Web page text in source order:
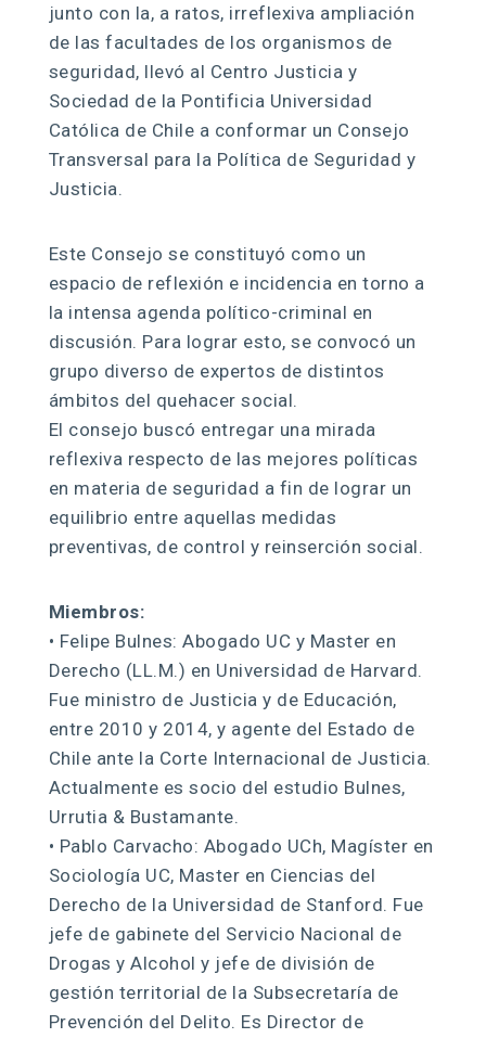
junto con la, a ratos, irreflexiva ampliación
de las facultades de los organismos de
seguridad, llevó al Centro Justicia y
Sociedad de la Pontificia Universidad
Católica de Chile a conformar un Consejo
Transversal para la Política de Seguridad y
Justicia.
Este Consejo se constituyó como un
espacio de reflexión e incidencia en torno a
la intensa agenda político-criminal en
discusión. Para lograr esto, se convocó un
grupo diverso de expertos de distintos
ámbitos del quehacer social.
El consejo buscó entregar una mirada
reflexiva respecto de las mejores políticas
en materia de seguridad a fin de lograr un
equilibrio entre aquellas medidas
preventivas, de control y reinserción social.
Miembros:
• Felipe Bulnes: Abogado UC y Master en
Derecho (LL.M.) en Universidad de Harvard.
Fue ministro de Justicia y de Educación,
entre 2010 y 2014, y agente del Estado de
Chile ante la Corte Internacional de Justicia.
Actualmente es socio del estudio Bulnes,
Urrutia & Bustamante.
• Pablo Carvacho: Abogado UCh, Magíster en
Sociología UC, Master en Ciencias del
Derecho de la Universidad de Stanford. Fue
jefe de gabinete del Servicio Nacional de
Drogas y Alcohol y jefe de división de
gestión territorial de la Subsecretaría de
Prevención del Delito. Es Director de